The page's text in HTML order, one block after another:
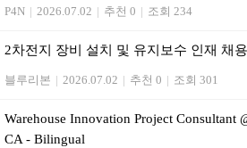
P4N | 2026.07.02 | 추천 0 | 조회 234
2차전지 장비 설치 및 유지보수 인재 채용
블루리본 | 2026.07.02 | 추천 0 | 조회 301
Warehouse Innovation Project Consultant
CA - Bilingual